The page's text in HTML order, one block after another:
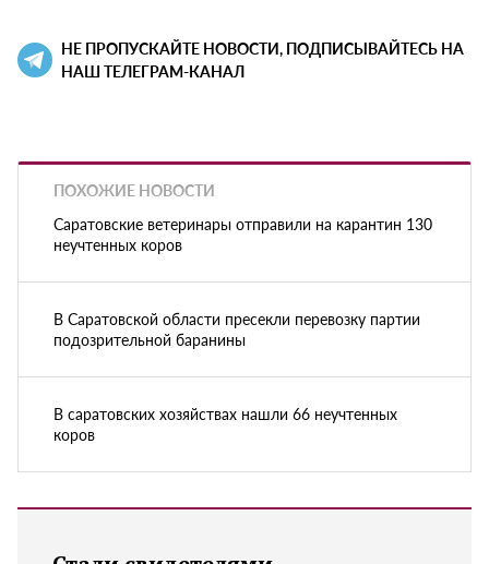
НЕ ПРОПУСКАЙТЕ НОВОСТИ, ПОДПИСЫВАЙТЕСЬ НА
НАШ ТЕЛЕГРАМ-КАНАЛ
ПОХОЖИЕ НОВОСТИ
Саратовские ветеринары отправили на карантин 130
неучтенных коров
В Саратовской области пресекли перевозку партии
подозрительной баранины
В саратовских хозяйствах нашли 66 неучтенных
коров